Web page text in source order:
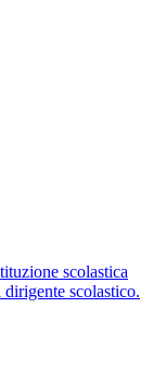
scolastica
scolastico.